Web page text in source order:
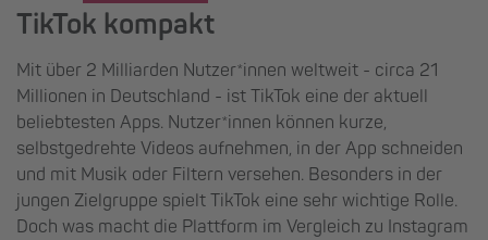
TikTok kompakt
Mit über 2 Milliarden Nutzer*innen weltweit - circa 21
Millionen in Deutschland - ist TikTok eine der aktuell
beliebtesten Apps. Nutzer*innen können kurze,
selbstgedrehte Videos aufnehmen, in der App schneiden
und mit Musik oder Filtern versehen. Besonders in der
jungen Zielgruppe spielt TikTok eine sehr wichtige Rolle.
Doch was macht die Plattform im Vergleich zu Instagram